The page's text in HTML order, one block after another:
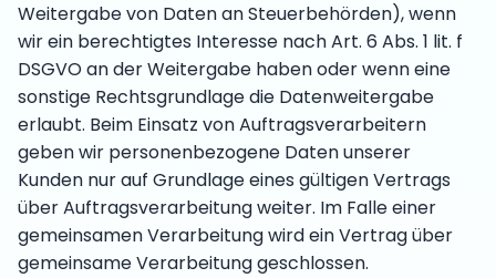
Weitergabe von Daten an Steuerbehörden), wenn
wir ein berechtigtes Interesse nach Art. 6 Abs. 1 lit. f
DSGVO an der Weitergabe haben oder wenn eine
sonstige Rechtsgrundlage die Datenweitergabe
erlaubt. Beim Einsatz von Auftragsverarbeitern
geben wir personenbezogene Daten unserer
Kunden nur auf Grundlage eines gültigen Vertrags
über Auftragsverarbeitung weiter. Im Falle einer
gemeinsamen Verarbeitung wird ein Vertrag über
gemeinsame Verarbeitung geschlossen.